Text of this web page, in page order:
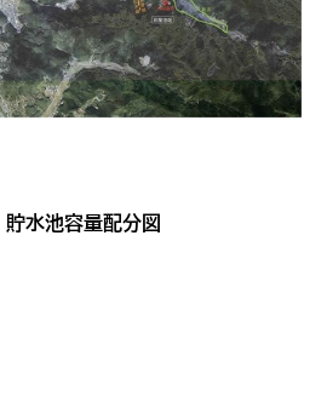
貯水池容量配分図